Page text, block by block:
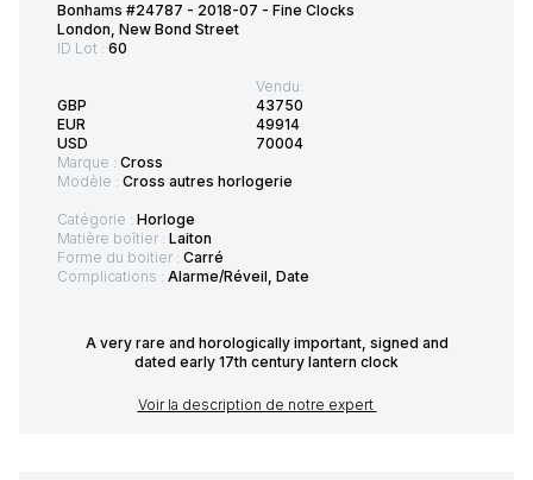
Bonhams #24787 - 2018-07 - Fine Clocks
London, New Bond Street
ID Lot : 60
GBP
EUR
USD
Vendu:
43750
49914
70004
Marque : Cross
Modèle : Cross autres horlogerie
Catégorie : Horloge
Matière boîtier : Laiton
Forme du boitier : Carré
Complications : Alarme/Réveil, Date
A very rare and horologically important, signed and
dated early 17th century lantern clock
Voir la description de notre expert